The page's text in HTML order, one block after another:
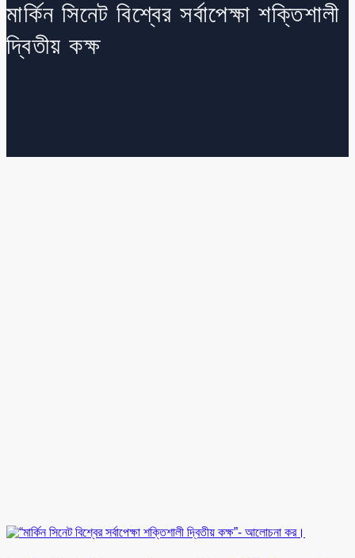
মার্কিন সিনেট বিশ্বের সর্বাপেক্ষা শক্তিশালী
দ্বিতীয় কক্ষ